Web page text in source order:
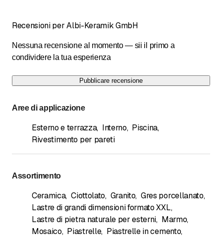
Recensioni per Albi-Keramik GmbH
Nessuna recensione al momento — sii il primo a
condividere la tua esperienza
Pubblicare recensione
Aree di applicazione
Esterno e terrazza, Interno, Piscina,
Rivestimento per pareti
Assortimento
Ceramica, Ciottolato, Granito, Gres porcellanato,
Lastre di grandi dimensioni formato XXL,
Lastre di pietra naturale per esterni, Marmo,
Mosaico, Piastrelle, Piastrelle in cemento,